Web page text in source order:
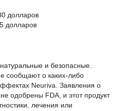
долларов
долларов
и безопасные.
сообщают о каких-либо
Neuriva. Заявления о
одобрены FDA, и этот продукт
лечения или